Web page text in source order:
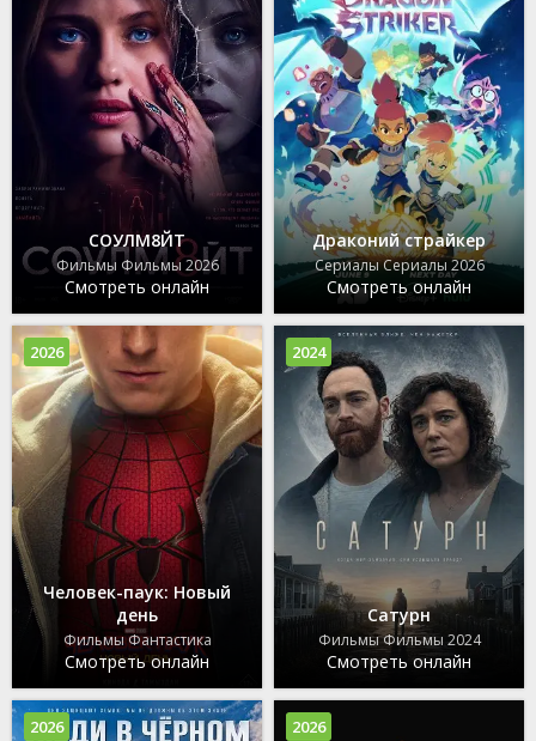
СОУЛМ8ЙТ
Фильмы Фильмы 2026
Смотреть онлайн
Драконий страйкер
Сериалы Сериалы 2026
Смотреть онлайн
Человек-паук: Новый
день
Фильмы Фантастика
Смотреть онлайн
2026
Сатурн
Фильмы Фильмы 2024
Смотреть онлайн
2024
2026 2026